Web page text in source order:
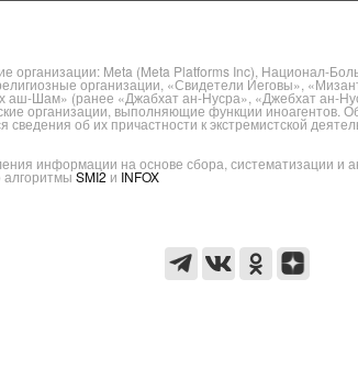
Meta (Meta Platforms Inc), Национал-
организации, «Свидетели Иеговы»,
аш-Шам» (ранее «Джабхат ан-Нусра», «Джебхат
организации, выполняющие функции иноагентов.
об их причастности к экстремистской
информации на основе сбора, систематизации и
алгоритмыSMI2 и INFOX